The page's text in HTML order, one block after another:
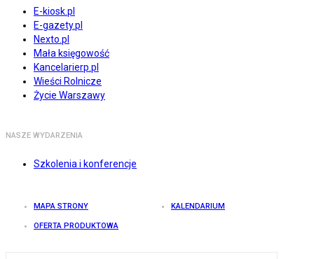
E-kiosk.pl
E-gazety.pl
Nexto.pl
Mała księgowość
Kancelarierp.pl
Wieści Rolnicze
Życie Warszawy
NASZE WYDARZENIA
Szkolenia i konferencje
MAPA STRONY KALENDARIUM
OFERTA PRODUKTOWA